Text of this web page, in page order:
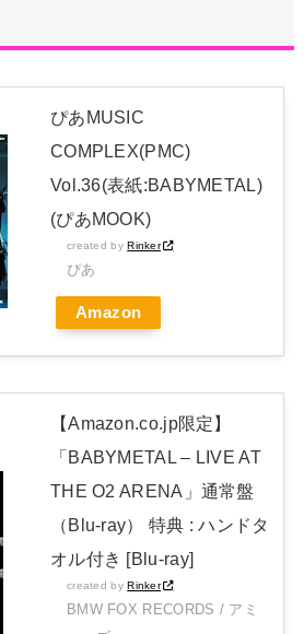
浅倉樹々がランチ「ききちゃんって呼ん
産盤「METAL FORTH (DELUXE
FORTH DELUXE JAPAN EDITION
ぴあMUSIC
COMPLEX(PMC)
Vol.36(表紙:BABYMETAL)
(ぴあMOOK)
created byRinker
ぴあ
Amazon
【Amazon.co.jp限定】
「BABYMETAL – LIVE AT
THE O2 ARENA」通常盤
（Blu-ray） 特典 : ハンドタ
オル付き [Blu-ray]
created byRinker
BMW FOX RECORDS / アミ